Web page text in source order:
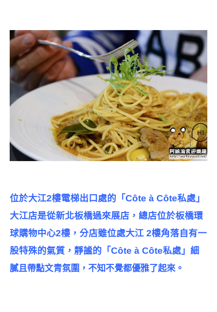
位於大江2樓電梯出口處的「Côte à Côte私處」
大江店是從新北板橋過來展店，總店位於板橋環
球購物中心2樓，分店雖位處大江 2樓角落自有一
股特殊的氣質，靜謐的 「Côte à Côte私處 」 細
膩且帶點文青氛圍，不知不覺都優雅了起來。